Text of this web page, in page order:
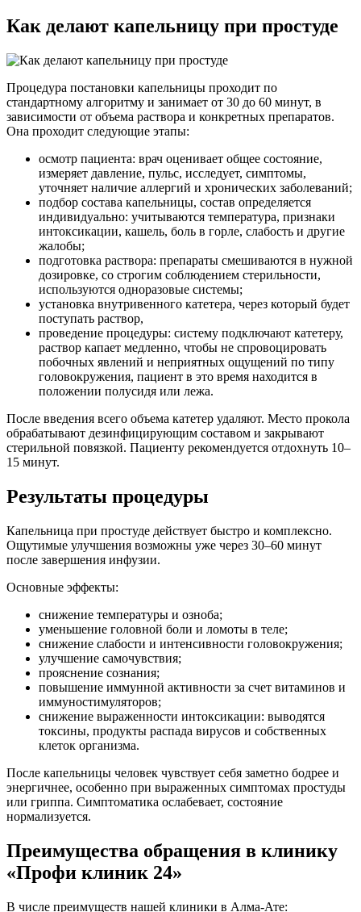
Как делают капельницу при простуде
Процедура постановки капельницы проходит по
стандартному алгоритму и занимает от 30 до 60 минут, в
зависимости от объема раствора и конкретных препаратов.
Она проходит следующие этапы:
осмотр пациента: врач оценивает общее состояние,
измеряет давление, пульс, исследует, симптомы,
уточняет наличие аллергий и хронических заболеваний;
подбор состава капельницы, состав определяется
индивидуально: учитываются температура, признаки
интоксикации, кашель, боль в горле, слабость и другие
жалобы;
подготовка раствора: препараты смешиваются в нужной
дозировке, со строгим соблюдением стерильности,
используются одноразовые системы;
установка внутривенного катетера, через который будет
поступать раствор,
проведение процедуры: систему подключают катетеру,
раствор капает медленно, чтобы не спровоцировать
побочных явлений и неприятных ощущений по типу
головокружения, пациент в это время находится в
положении полусидя или лежа.
После введения всего объема катетер удаляют. Место прокола
обрабатывают дезинфицирующим составом и закрывают
стерильной повязкой. Пациенту рекомендуется отдохнуть 10–
15 минут.
Результаты процедуры
Капельница при простуде действует быстро и комплексно.
Ощутимые улучшения возможны уже через 30–60 минут
после завершения инфузии.
Основные эффекты:
снижение температуры и озноба;
уменьшение головной боли и ломоты в теле;
снижение слабости и интенсивности головокружения;
улучшение самочувствия;
прояснение сознания;
повышение иммунной активности за счет витаминов и
иммуностимуляторов;
снижение выраженности интоксикации: выводятся
токсины, продукты распада вирусов и собственных
клеток организма.
После капельницы человек чувствует себя заметно бодрее и
энергичнее, особенно при выраженных симптомах простуды
или гриппа. Симптоматика ослабевает, состояние
нормализуется.
Преимущества обращения в клинику
«Профи клиник 24»
В числе преимуществ нашей клиники в Алма-Ате: